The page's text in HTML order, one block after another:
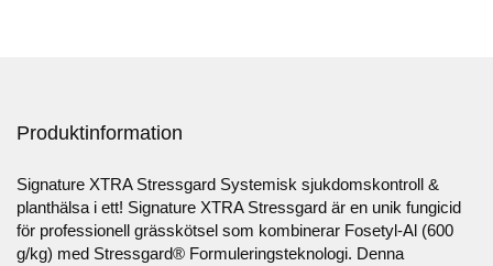
Produktinformation
Signature XTRA Stressgard Systemisk sjukdomskontroll &
planthälsa i ett! Signature XTRA Stressgard är en unik fungicid
för professionell grässkötsel som kombinerar Fosetyl-Al (600
g/kg) med Stressgard® Formuleringsteknologi. Denna